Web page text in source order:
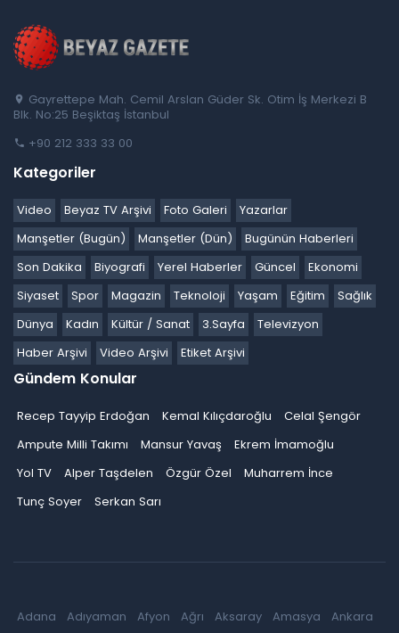
Gayrettepe Mah. Cemil Arslan Güder Sk. Otim İş Merkezi B
Blk. No:25 Beşiktaş İstanbul
+90 212 333 33 00
Kategoriler
Video Beyaz TV Arşivi Foto Galeri
Yazarlar
Manşetler (Bugün)
Manşetler (Dün)
Bugünün Haberleri
Son Dakika
Biyografi Yerel Haberler Güncel
Ekonomi
Siyaset
Spor Magazin Teknoloji Yaşam Eğitim
Sağlık
Dünya
Kadın Kültür / Sanat 3.Sayfa
Televizyon
Haber Arşivi
Video Arşivi Etiket Arşivi
Gündem Konular
Recep Tayyip Erdoğan Kemal Kılıçdaroğlu
Celal Şengör
Ampute Milli Takımı
Mansur Yavaş
Ekrem İmamoğlu
Yol TV
Alper Taşdelen Özgür Özel
Muharrem İnce
Tunç Soyer
Serkan Sarı
Adana Adıyaman Afyon Ağrı Aksaray Amasya
Ankara